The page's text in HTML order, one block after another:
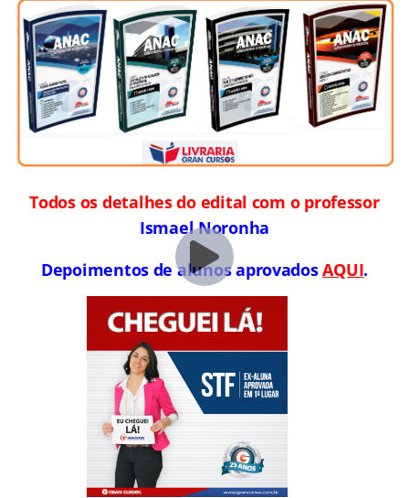
Todos os detalhes do edital com o professor
Ismael Noronha
Depoimentos de alunos aprovadosAQUI.